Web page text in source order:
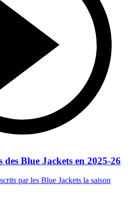
Blue Jackets en 2025-26
par les Blue Jackets la saison